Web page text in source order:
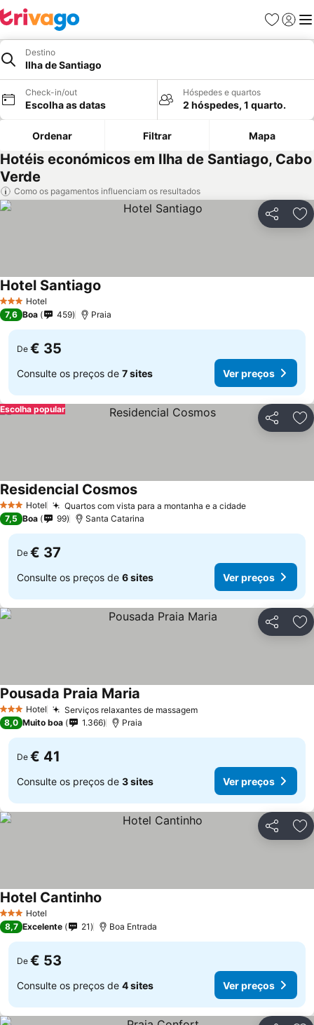
Favoritos
Iniciar
Destino
Ilha de Santiago
Check-in/out
Escolha as datas
Hóspedes e quartos
2 hóspedes, 1 quarto.
Ordenar Filtrar Mapa
Hotéis económicos em Ilha de Santiago, Cabo
Verde
Como os pagamentos influenciam os resultados
Partilhar
3 EstrelasHotel
Hotel Santiago
7,6 Boa 459 Praia
De € 35
Consulte os preços de 7 sites Ver preços
Partilhar
Escolha popular
3 EstrelasHotel Quartos com vista para a montanha e a cidade
Residencial Cosmos
7,5 Boa 99 Santa Catarina
De € 37
Consulte os preços de 6 sites Ver preços
Partilhar
3 EstrelasHotel Serviços relaxantes de massagem
Pousada Praia Maria
8,0 Muito boa 1.366 Praia
De € 41
Consulte os preços de 3 sites Ver preços
Partilhar
3 EstrelasHotel
Hotel Cantinho
8,7 Excelente 21 Boa Entrada
De € 53
Consulte os preços de 4 sites Ver preços